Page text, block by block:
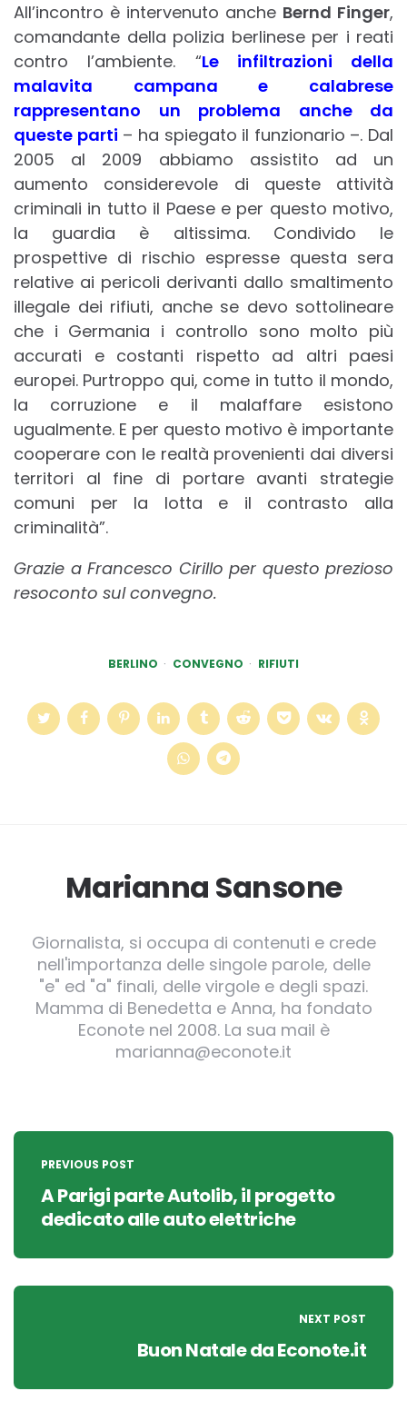
All’incontro è intervenuto anche Bernd Finger,
comandante della polizia berlinese per i reati
contro l’ambiente. “Le infiltrazioni della
malavita campana e calabrese
rappresentano un problema anche da
queste parti – ha spiegato il funzionario –. Dal
2005 al 2009 abbiamo assistito ad un
aumento considerevole di queste attività
criminali in tutto il Paese e per questo motivo,
la guardia è altissima. Condivido le
prospettive di rischio espresse questa sera
relative ai pericoli derivanti dallo smaltimento
illegale dei rifiuti, anche se devo sottolineare
che i Germania i controllo sono molto più
accurati e costanti rispetto ad altri paesi
europei. Purtroppo qui, come in tutto il mondo,
la corruzione e il malaffare esistono
ugualmente. E per questo motivo è importante
cooperare con le realtà provenienti dai diversi
territori al fine di portare avanti strategie
comuni per la lotta e il contrasto alla
criminalità”.
Grazie a Francesco Cirillo per questo prezioso
resoconto sul convegno.
BERLINO CONVEGNO RIFIUTI
Marianna Sansone
Giornalista, si occupa di contenuti e crede
nell'importanza delle singole parole, delle
"e" ed "a" finali, delle virgole e degli spazi.
Mamma di Benedetta e Anna, ha fondato
Econote nel 2008. La sua mail è
marianna@econote.it
Post
navigation
PREVIOUS POST
A Parigi parte Autolib, il progetto
dedicato alle auto elettriche
NEXT POST
Buon Natale da Econote.it